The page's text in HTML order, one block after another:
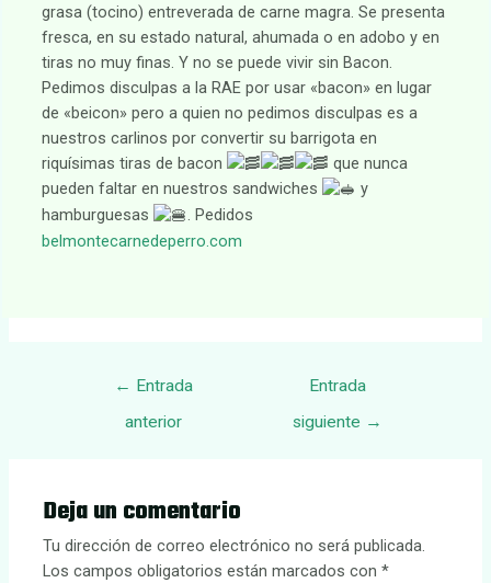
grasa (tocino) entreverada de carne magra. Se presenta
fresca, en su estado natural, ahumada o en adobo y en
tiras no muy finas. Y no se puede vivir sin Bacon.
Pedimos disculpas a la RAE por usar «bacon» en lugar
de «beicon» pero a quien no pedimos disculpas es a
nuestros carlinos por convertir su barrigota en
riquísimas tiras de bacon
que nunca
pueden faltar en nuestros sandwiches
y
hamburguesas
. Pedidos
belmontecarnedeperro.com
Navegación
← Entrada
anterior
Entrada
siguiente →
Deja un comentario
Tu dirección de correo electrónico no será publicada.
Los campos obligatorios están marcados con*